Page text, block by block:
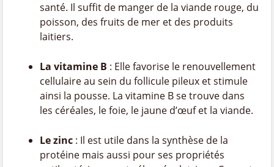
santé. Il suffit de manger de la viande rouge, du
poisson, des fruits de mer et des produits
laitiers.
La vitamine B : Elle favorise le renouvellement
cellulaire au sein du follicule pileux et stimule
ainsi la pousse. La vitamine B se trouve dans
les céréales, le foie, le jaune d’œuf et la viande.
Le zinc : Il est utile dans la synthèse de la
protéine mais aussi pour ses propriétés